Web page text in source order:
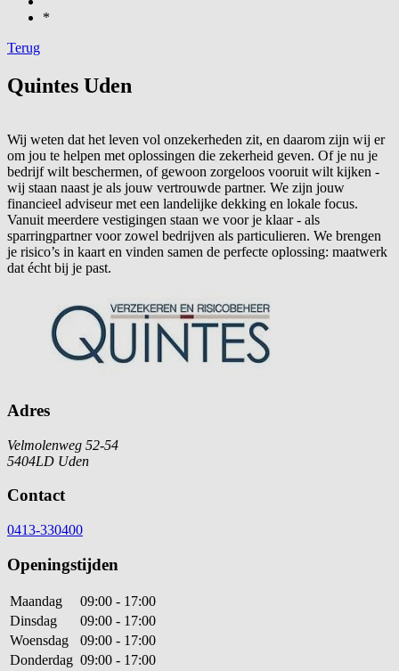
*
Terug
Quintes Uden
Wij weten dat het leven vol onzekerheden zit, en daarom zijn wij er
om jou te helpen met oplossingen die zekerheid geven. Of je nu je
bedrijf wilt beschermen, of gewoon zorgeloos vooruit wilt kijken -
wij staan naast je als jouw vertrouwde partner. We zijn jouw
financieel adviseur met een landelijke dekking en lokale focus.
Vanuit meerdere vestigingen staan we voor je klaar - als
sparringpartner voor zowel bedrijven als particulieren. We brengen
je risico’s in kaart en vinden samen de perfecte oplossing: maatwerk
dat écht bij je past.
Adres
Velmolenweg 52-54
5404LD Uden
Contact
0413-330400
Openingstijden
Maandag
09:00 - 17:00
Dinsdag
09:00 - 17:00
Woensdag
09:00 - 17:00
Donderdag 09:00 - 17:00